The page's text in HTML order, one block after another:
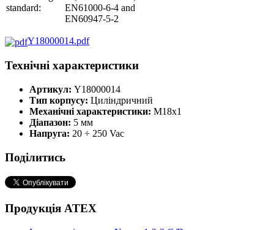
standard:
EN61000-6-4 and
EN60947-5-2
Y18000014.pdf
Технічні характеристики
Артикул: Y18000014
Тип корпусу: Циліндричний
Механічні характеристики: М18х1
Діапазон: 5 мм
Напруга: 20 ÷ 250 Vac
Поділитись
Продукція ATEX